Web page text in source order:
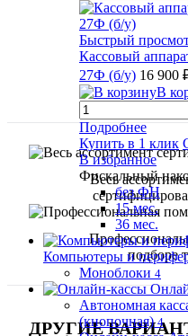
Быстрый
Кассовый
27Ф (б/у) 16 900
В
Подробнее
Купить в 1 клик
В избранное
Фискальный
без ФН
15 мес.
36 мес.
Компьютеры и
Моноблоки 4
Автономная
(кнопочная) 4
Весь
подборе
ДРУГИЕ